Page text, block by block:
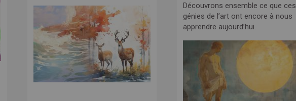
Découvrons ensemble ce que ces
génies de l’art ont encore à nous
apprendre aujourd’hui.